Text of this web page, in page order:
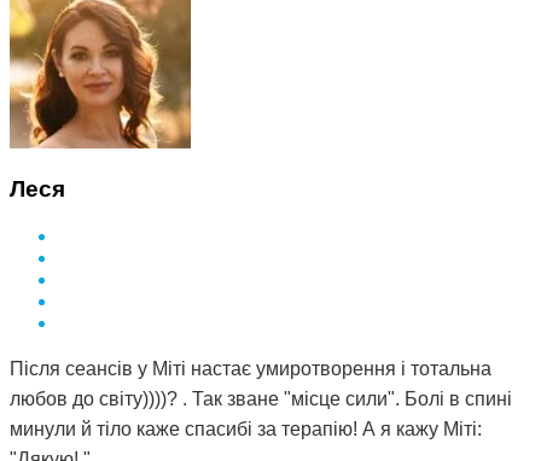
Леся
Після сеансів у Міті настає умиротворення і тотальна
любов до світу))))? . Так зване "місце сили". Болі в спині
минули й тіло каже спасибі за терапію! А я кажу Міті: